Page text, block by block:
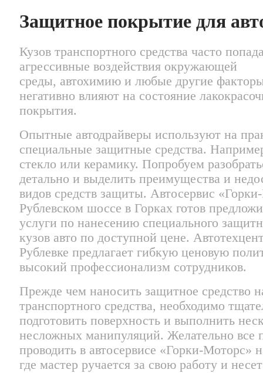
Защитное покрытие для
Кузов транспортного средства часто
агрессивные воздействия окружающей
среды, автохимию и любые другие
негативно влияют на состояние
покрытия.
Опытные автодрайверы используют на
специальные защитные средства.
стекло или керамику. Попробуем
детально и выделить преимущества и
видов средств защиты. Автосервис
Рублевском шоссе в Горках готов
услуги по нанесению специального
кузов авто по доступной цене.
Рублевке предлагает гибкую ценовую
высокий профессионализм сотрудников.
Прежде чем наносить защитное средство
транспортного средства, необходимо
подготовить поверхность и выполнить
несложных манипуляций. Желательно все
проводить в автосервисе «Горки-Моторс»
где мастер ручается за свою работу и несет